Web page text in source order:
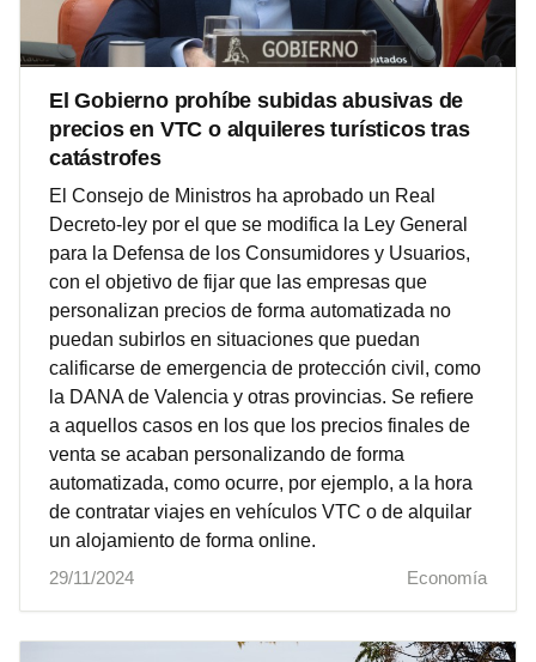
El Gobierno prohíbe subidas abusivas de
precios en VTC o alquileres turísticos tras
catástrofes
El Consejo de Ministros ha aprobado un Real
Decreto-ley por el que se modifica la Ley General
para la Defensa de los Consumidores y Usuarios,
con el objetivo de fijar que las empresas que
personalizan precios de forma automatizada no
puedan subirlos en situaciones que puedan
calificarse de emergencia de protección civil, como
la DANA de Valencia y otras provincias. Se refiere
a aquellos casos en los que los precios finales de
venta se acaban personalizando de forma
automatizada, como ocurre, por ejemplo, a la hora
de contratar viajes en vehículos VTC o de alquilar
un alojamiento de forma online.
29/11/2024
Economía